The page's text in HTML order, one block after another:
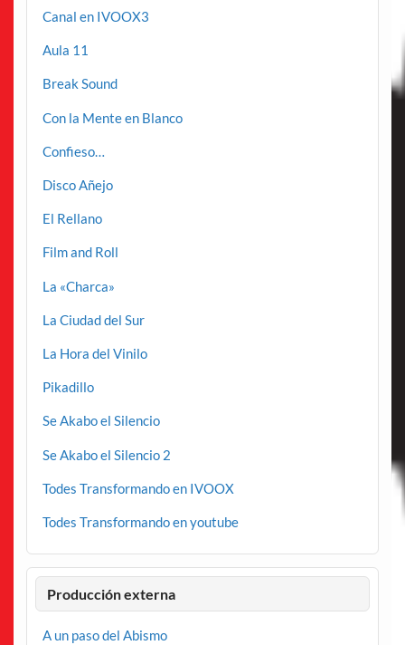
Canal en IVOOX3
Aula 11
Break Sound
Con la Mente en Blanco
Confieso…
Disco Añejo
El Rellano
Film and Roll
La «Charca»
La Ciudad del Sur
La Hora del Vinilo
Pikadillo
Se Akabo el Silencio
Se Akabo el Silencio 2
Todes Transformando en IVOOX
Todes Transformando en youtube
Producción externa
A un paso del Abismo